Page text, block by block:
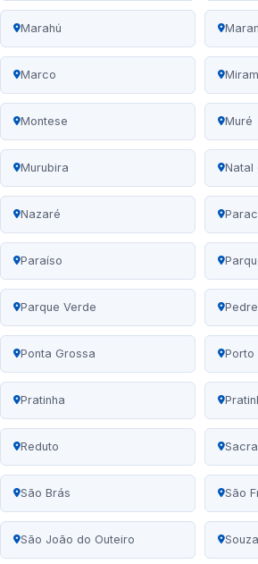
Marahú
Marco
Montese Muré
Murubira Natal
Nazaré
Paraíso
Parque Verde
Ponta Grossa Porto
Pratinha
Reduto
São Brás São
São João do Outeiro Souza